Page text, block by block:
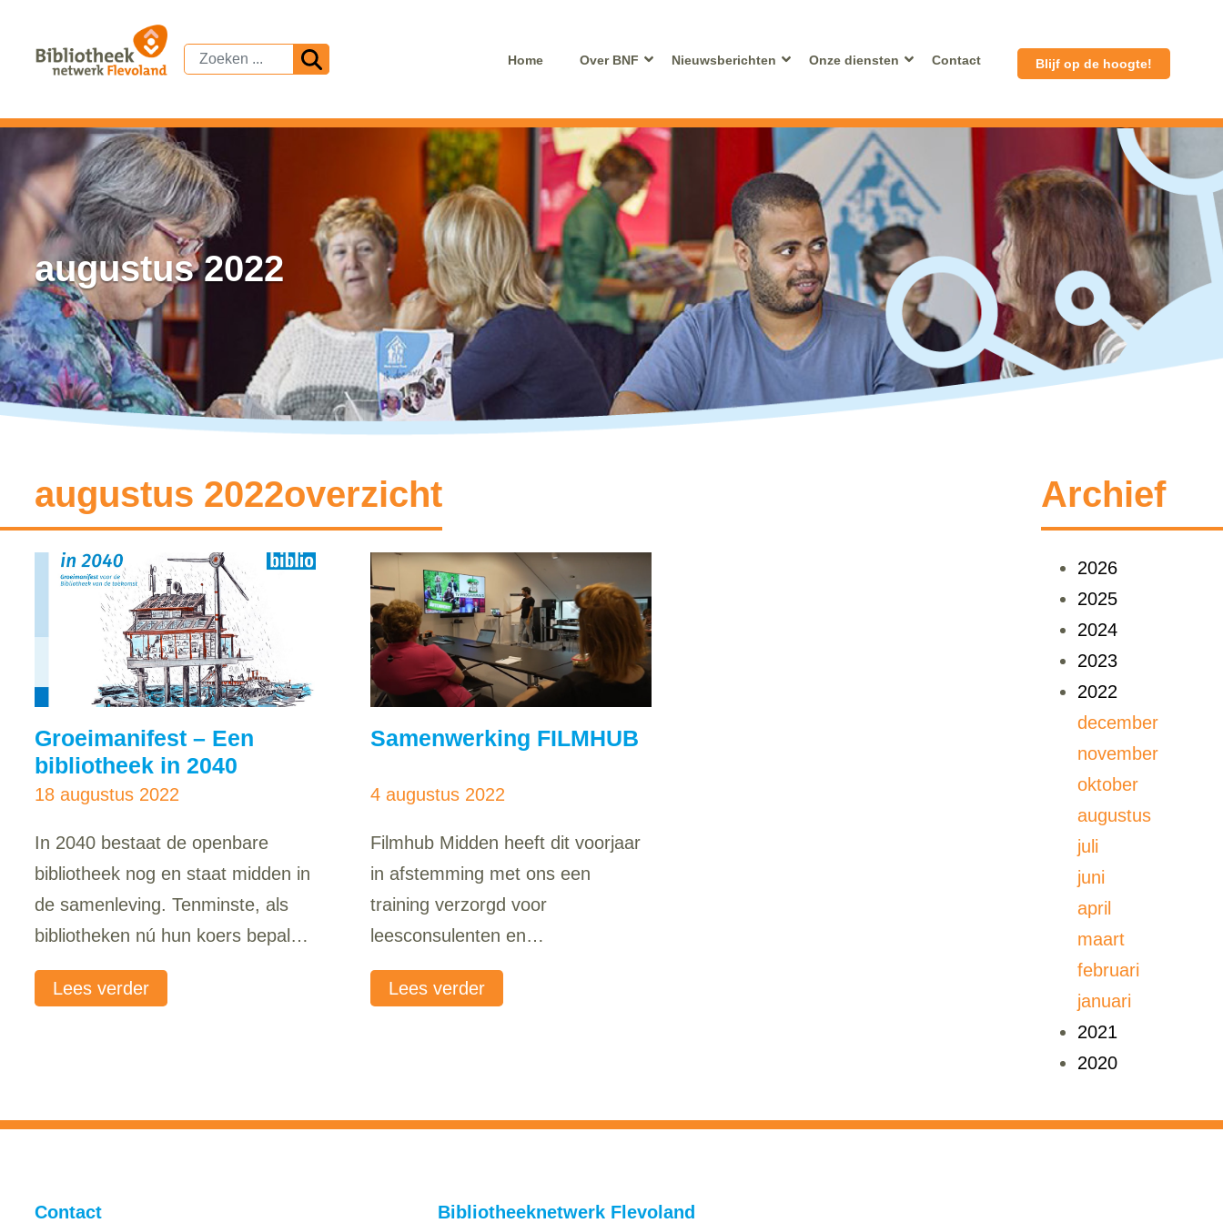
Home Over BNF Nieuwsberichten Onze diensten Contact Blijf op de hoogte!
augustus 2022
augustus 2022overzicht
Groeimanifest – Een
bibliotheek in 2040
18 augustus 2022
In 2040 bestaat de openbare
bibliotheek nog en staat midden in
de samenleving. Tenminste, als
bibliotheken nú hun koers bepalen
voor de toekomst.
Lees verder
Samenwerking FILMHUB
4 augustus 2022
Filmhub Midden heeft dit voorjaar
in afstemming met ons een
training verzorgd voor
leesconsulenten en
mediacoaches.
Lees verder
Archief
2026
2025
2024
2023
2022
december
november
oktober
augustus
juli
juni
april
maart
februari
januari
2021
2020
Contact Bibliotheeknetwerk Flevoland